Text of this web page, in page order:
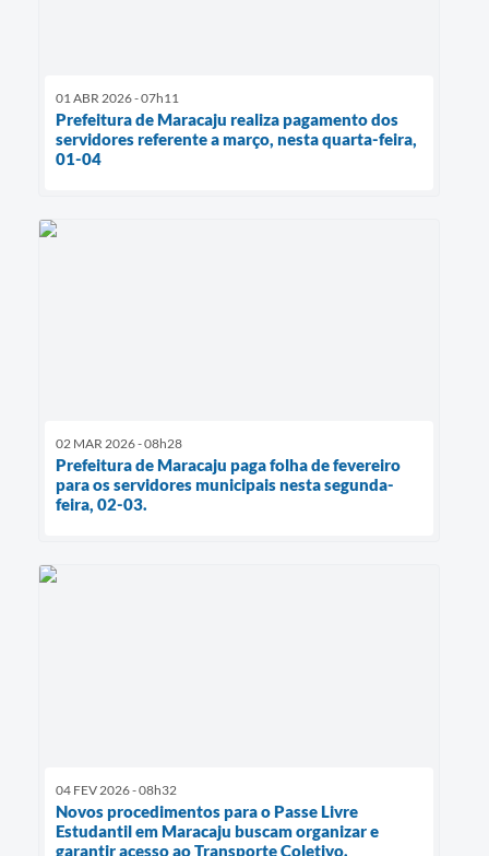
01 ABR 2026 - 07h11
Prefeitura de Maracaju realiza pagamento dos
servidores referente a março, nesta quarta-feira,
01-04
02 MAR 2026 - 08h28
Prefeitura de Maracaju paga folha de fevereiro
para os servidores municipais nesta segunda-
feira, 02-03.
04 FEV 2026 - 08h32
Novos procedimentos para o Passe Livre
Estudantil em Maracaju buscam organizar e
garantir acesso ao Transporte Coletivo.